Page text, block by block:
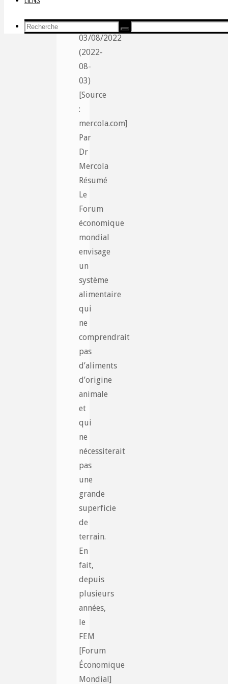
Recherche
Recherche
03/08/2022
(2022-
08-
03)
[Source
:
mercola.com]
Par
Dr
Mercola
Résumé
Le
Forum
économique
mondial
envisage
un
système
alimentaire
qui
ne
comprendrait
pas
d’aliments
d’origine
animale
et
qui
ne
nécessiterait
pas
une
grande
superficie
de
terrain.
En
fait,
depuis
plusieurs
années,
le
FEM
[Forum
Économique
Mondial]